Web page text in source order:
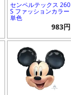
センペルテックス 260
S ファッションカラー
単色
983円